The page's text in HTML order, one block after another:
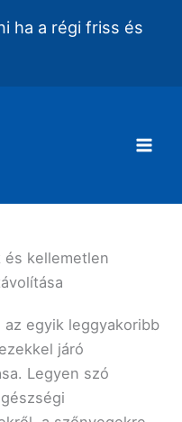
ha a régi friss és
és kellemetlen
egyik leggyakoribb
járó
Legyen szó